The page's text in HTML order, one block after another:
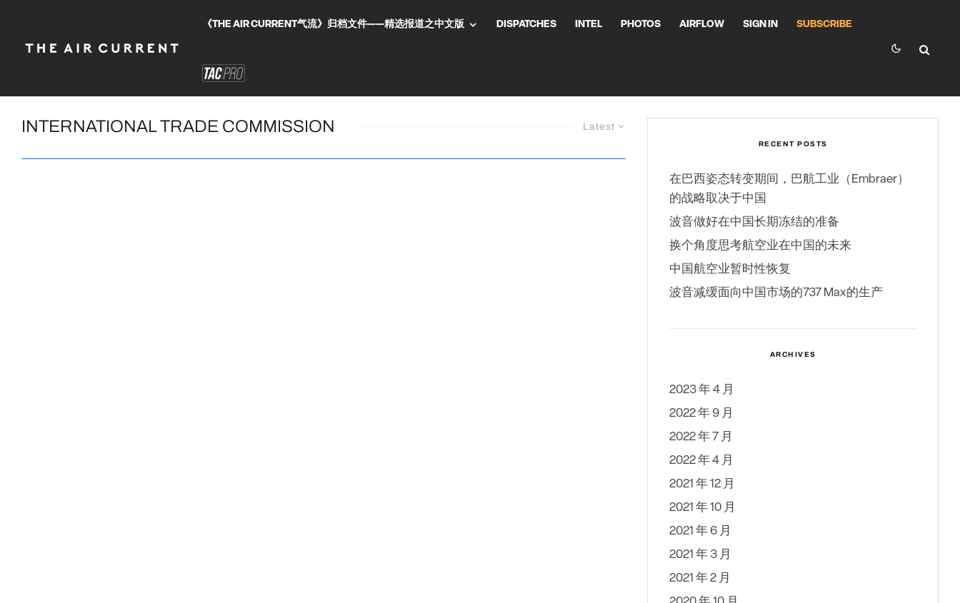
《THE AIR CURRENT气流》归档文件——精选报道之中文版 DISPATCHES INTEL PHOTOS AIRFLOW SIGN IN SUBSCRIBE
Latest
INTERNATIONAL TRADE COMMISSION
RECENT POSTS
在巴西姿态转变期间，巴航工业（Embraer）
的战略取决于中国
波音做好在中国长期冻结的准备
换个角度思考航空业在中国的未来
中国航空业暂时性恢复
波音减缓面向中国市场的737 Max的生产
ARCHIVES
2023 年 4 月
2022 年 9 月
2022 年 7 月
2022 年 4 月
2021 年 12 月
2021 年 10 月
2021 年 6 月
2021 年 3 月
2021 年 2 月